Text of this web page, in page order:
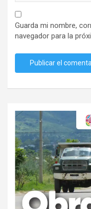
Guarda mi nombre,
navegador para la